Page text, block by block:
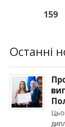
159
Останні